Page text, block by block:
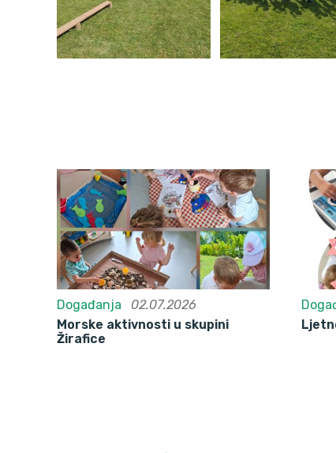
Događanja
02.07.2026
Morske aktivnosti u skupini
Žirafice